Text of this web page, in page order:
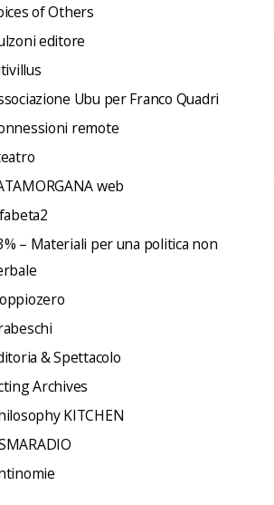
of Others
editore
Ubu per Franco Quadri
remote
web
– Materiali per una politica non
& Spettacolo
Archives
KITCHEN